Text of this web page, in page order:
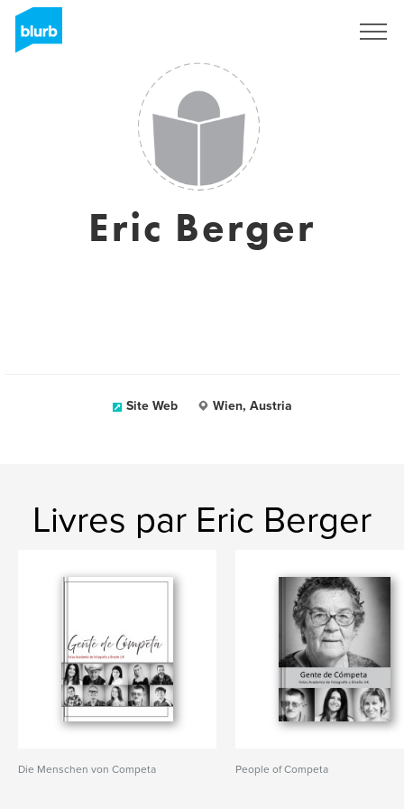
Eric Berger
Site Web Wien, Austria
Livres par Eric Berger
Die Menschen von Competa People of Competa